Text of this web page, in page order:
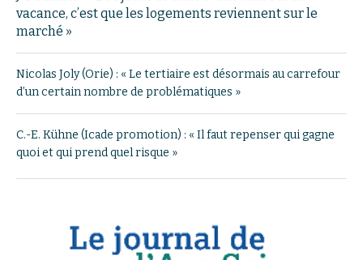
vacance, c’est que les logements reviennent sur le
marché »
Nicolas Joly (Orie) : « Le tertiaire est désormais au carrefour
d’un certain nombre de problématiques »
C.-E. Kühne (Icade promotion) : « Il faut repenser qui gagne
quoi et qui prend quel risque »